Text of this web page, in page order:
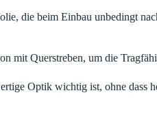
die beim Einbau unbedingt
mit Querstreben, um die
Optik wichtig ist, ohne dass